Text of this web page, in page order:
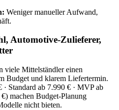
Weniger manueller Aufwand,
Automotive-Zulieferer,
viele Mittelständler einen
Budget und klarem Liefertermin.
Standard ab 7.990 € · MVP ab
machen Budget-Planung
nicht bieten.